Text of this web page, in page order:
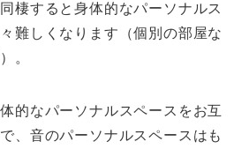
棲すると身体的なパーソナルス
難しくなります（個別の部屋な
。
的なパーソナルスペースをお互
、音のパーソナルスペースはも